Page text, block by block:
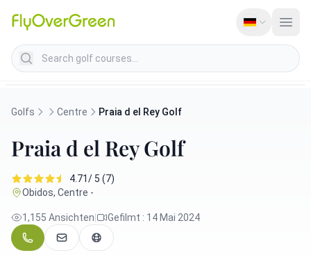
Search golf courses
Golfs Centre Praia d el Rey Golf
Praia d el Rey Golf
4.71/ 5 (7)
Obidos, Centre -
1,155 Ansichten Gefilmt : 14 Mai 2024